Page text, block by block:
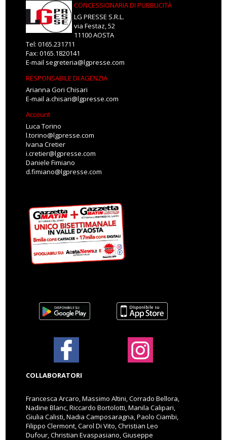
CONCESSIONARIA DI PUBBLICITÀ
LG PRESSE S.R.L.
via Festaz, 52
11100 AOSTA
Tel: 0165.231711
Fax: 0165.1820141
E-mail segreteria@lgpresse.com
RESPONSABILE DI AGENZIA
Arianna Gori Chisari
E-mail a.chisari@lgpresse.com
Account
Luca Torino
l.torino@lgpresse.com
Ivana Cretier
i.cretier@lgpresse.com
Daniele Fimiano
d.fimiano@lgpresse.com
COLLABORATORI
Francesca Arcaro, Massimo Altini, Corrado Bellora,
Nadine Blanc, Riccardo Bortolotti, Manila Calipari,
Giulia Calisti, Nadia Camposaragna, Paolo Ciambi,
Filippo Clermont, Carol Di Vito, Christian Leo
Dufour, Christian Evaspasiano, Giuseppe